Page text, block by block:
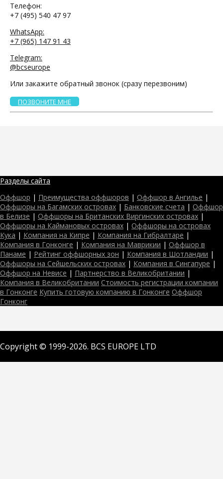
Телефон:
+7 (495) 540 47 97
WhatsApp:
+7 (965) 147 91 43
Telegram:
@bcseurope
Или закажите обратный звонок (сразу перезвоним)
ПОЗВОНИТЕ МНЕ
Разделы сайта
Оффшор | Преимущества оффшоров | Оффшор в Ангилье |
Оффшоры на Багамских островах | Банковские счета | Оффшор
в Белизе | Оффшоры на Британских Виргинских островах |
Оффшоры на Каймановых островах | Оффшоры на островах
Кука | Компания на Кипре | Компания на Гибралтаре |
Компания в Гонконге | Компания на Маврикии | Оффшор в
Панаме | Рейтинг оффшорных зон | Компания в Шотландии |
Оффшоры на Сейшельских островах | Компания в Сингапуре |
Оффшор на Невисе | Партнерство в Великобритании |
Компания в Великобритании Стоимость регистрации компании
в Гонконге Купить готовую компанию в Гонконге Оффшор
Гонконг
Copyright © 1999-2026. BCS EUROPE LTD